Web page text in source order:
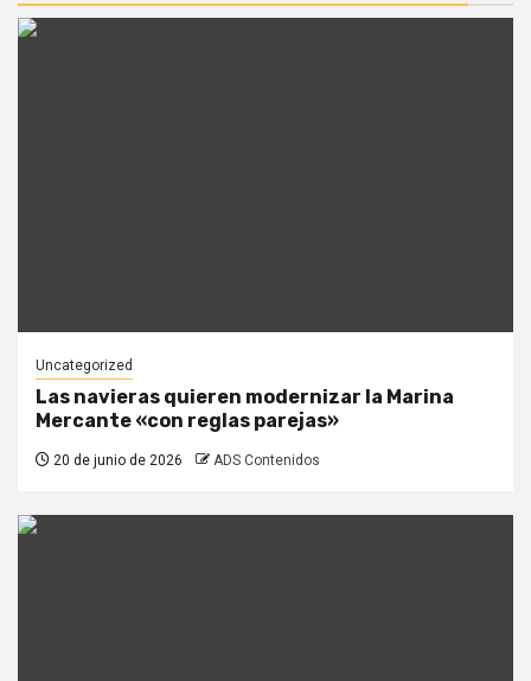
Uncategorized
Las navieras quieren modernizar la Marina
Mercante «con reglas parejas»
20 de junio de 2026 ADS Contenidos